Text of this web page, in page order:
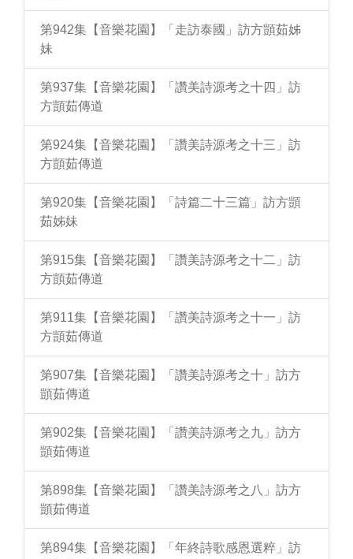
第942集【音樂花園】「走訪泰國」訪方顗茹姊
妹
第937集【音樂花園】「讚美詩源考之十四」訪
方顗茹傳道
第924集【音樂花園】「讚美詩源考之十三」訪
方顗茹傳道
第920集【音樂花園】「詩篇二十三篇」訪方顗
茹姊妹
第915集【音樂花園】「讚美詩源考之十二」訪
方顗茹傳道
第911集【音樂花園】「讚美詩源考之十一」訪
方顗茹傳道
第907集【音樂花園】「讚美詩源考之十」訪方
顗茹傳道
第902集【音樂花園】「讚美詩源考之九」訪方
顗茹傳道
第898集【音樂花園】「讚美詩源考之八」訪方
顗茹傳道
第894集【音樂花園】「年終詩歌感恩選粹」訪